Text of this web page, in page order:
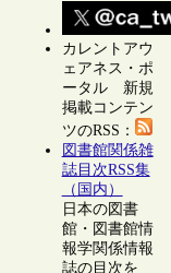
カレントアウ
ェアネス・ポ
ータル 新規
掲載コンテン
ツのRSS：
図書館関係雑
誌目次RSS集
（国内）
日本の図書
館・図書館情
報学関係情報
誌の目次を